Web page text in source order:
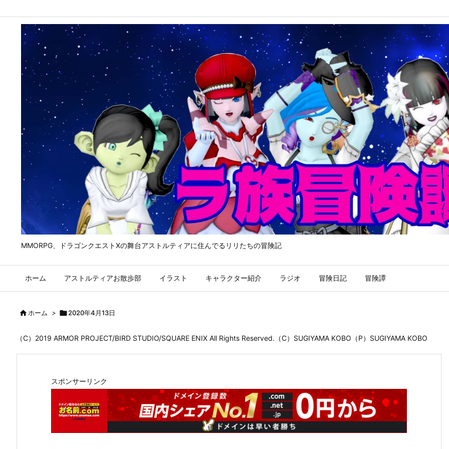
MMORPG、ドラゴンクエストⅩの舞台アストルティアに住んでるリリたちの冒険記
ホーム アストルティアお散歩部 イラスト キャラクター紹介 ラジオ 冒険日記 冒険譚
ホーム > 2020年4月13日
（C）2019 ARMOR PROJECT/BIRD STUDIO/SQUARE ENIX All Rights Reserved.（C）SUGIYAMA KOBO（P）SUGIYAMA KOBO
スポンサーリンク